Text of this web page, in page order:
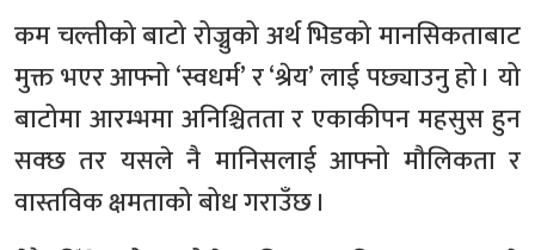
कम चल्तीको बाटो रोज्नुको अर्थ भिडको मानसिकताबाट
मुक्त भएर आफ्नो ‘स्वधर्म’ र ‘श्रेय’ लाई पछ्याउनु हो । यो
बाटोमा आरम्भमा अनिश्चितता र एकाकीपन महसुस हुन
सक्छ तर यसले नै मानिसलाई आफ्नो मौलिकता र
वास्तविक क्षमताको बोध गराउँछ ।